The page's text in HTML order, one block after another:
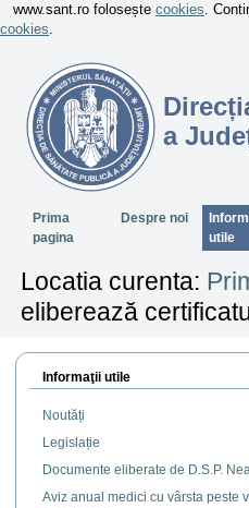
www.sant.ro folosește cookies.
cookies.
a
SectiuniPrima
pagina
Despre noi
utile
Locatia curenta:
eliberează
Informaţii utile
Noutăți
Legislație
Documente eliberate de D.S.P.
Aviz anual medici cu vârsta peste